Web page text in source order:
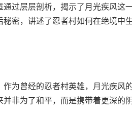
过层层剖析，揭示了月光疾风这
密，讲述了忍者村如何在绝境中
为曾经的忍者村英雄，月光疾风
非为了和平，而是携带着更深的